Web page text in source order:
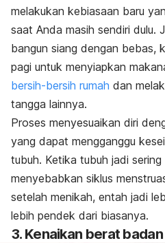
melakukan kebiasaan baru
saat Anda masih sendiri dulu.
bangun siang dengan bebas,
pagi untuk menyiapkan
bersih-bersih rumah dan
tangga lainnya.
Proses menyesuaikan diri
yang dapat mengganggu
tubuh. Ketika tubuh jadi
menyebabkan siklus
setelah menikah, entah jadi
lebih pendek dari biasanya.
3. Kenaikan berat badan